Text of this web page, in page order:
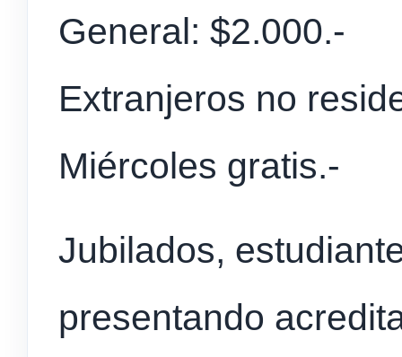
General: $2.000.-
Extranjeros no
Miércoles gratis.-
Jubilados,
presentando